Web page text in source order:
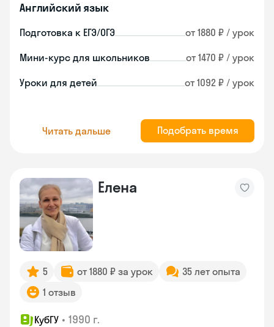
Английский язык
Подготовка к ЕГЭ/ОГЭ от 1880 ₽ / урок
Мини-курс для школьников от 1470 ₽ / урок
Уроки для детей от 1092 ₽ / урок
Читать дальше Подобрать время
Елена
5 от 1880 ₽ за урок
35 лет опыта
1 отзыв
КубГУ • 1990 г.